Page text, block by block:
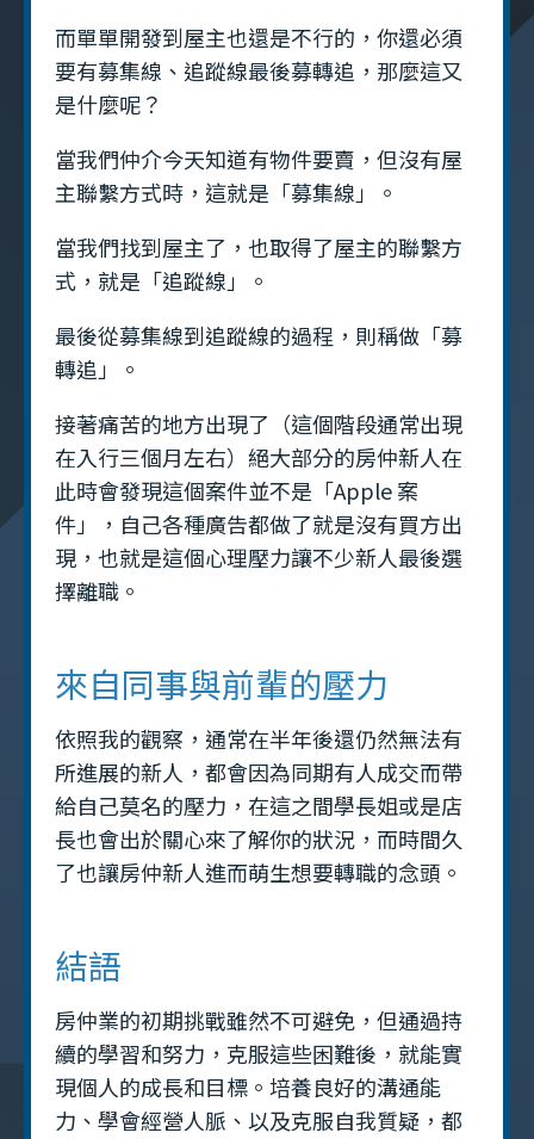
而單單開發到屋主也還是不行的，你還必須
要有募集線、追蹤線最後募轉追，那麼這又
是什麼呢？
當我們仲介今天知道有物件要賣，但沒有屋
主聯繫方式時，這就是「募集線」。
當我們找到屋主了，也取得了屋主的聯繫方
式，就是「追蹤線」。
最後從募集線到追蹤線的過程，則稱做「募
轉追」。
接著痛苦的地方出現了（這個階段通常出現
在入行三個月左右）絕大部分的房仲新人在
此時會發現這個案件並不是「Apple 案
件」，自己各種廣告都做了就是沒有買方出
現，也就是這個心理壓力讓不少新人最後選
擇離職。
來自同事與前輩的壓力
依照我的觀察，通常在半年後還仍然無法有
所進展的新人，都會因為同期有人成交而帶
給自己莫名的壓力，在這之間學長姐或是店
長也會出於關心來了解你的狀況，而時間久
了也讓房仲新人進而萌生想要轉職的念頭。
結語
房仲業的初期挑戰雖然不可避免，但通過持
續的學習和努力，克服這些困難後，就能實
現個人的成長和目標。培養良好的溝通能
力、學會經營人脈、以及克服自我質疑，都